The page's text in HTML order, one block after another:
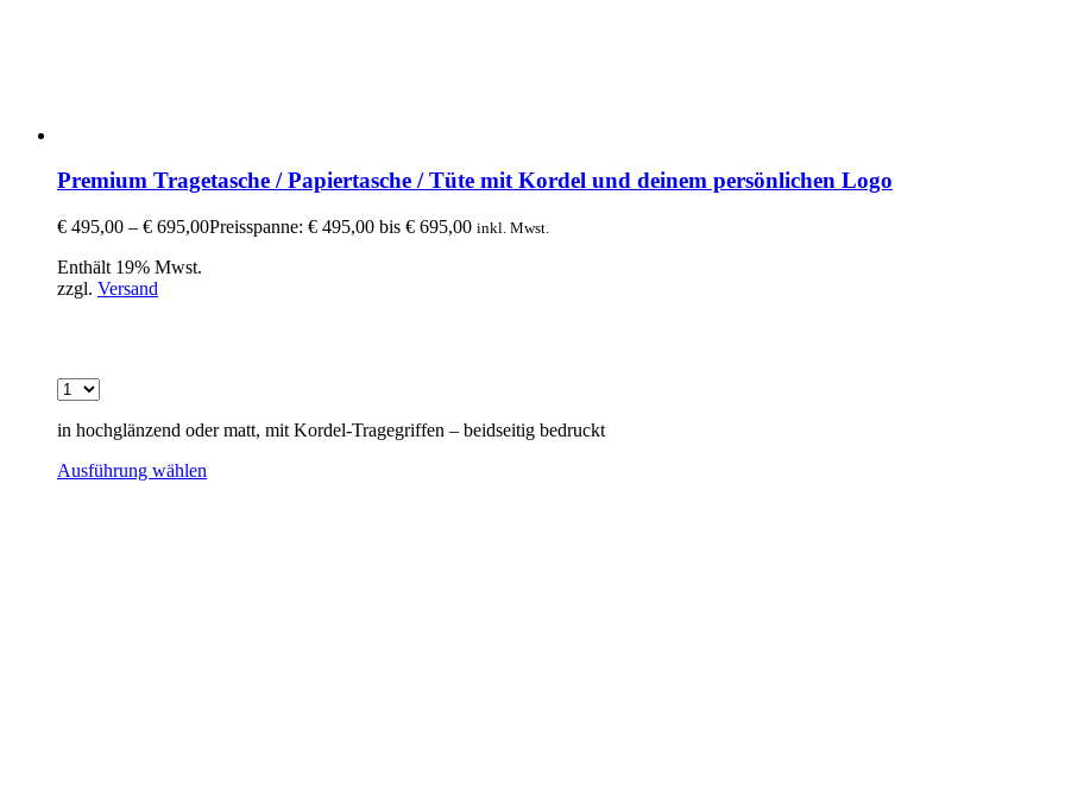
Premium Tragetasche / Papiertasche / Tüte mit Kordel und deinem persönlichen Logo
€ 495,00 – € 695,00Preisspanne: € 495,00 bis € 695,00 inkl. Mwst.
Enthält 19% Mwst.
zzgl. Versand
in hochglänzend oder matt, mit Kordel-Tragegriffen – beidseitig bedruckt
Ausführung wählen